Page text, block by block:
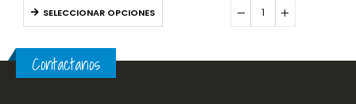
SELECCIONAR OPCIONES
Contactanos